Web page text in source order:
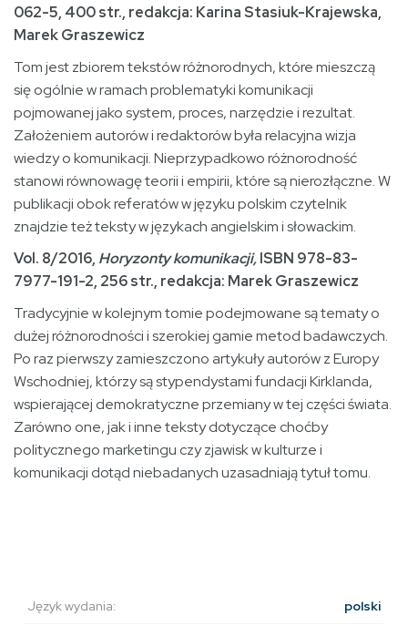
062-5, 400 str., redakcja: Karina Stasiuk-Krajewska,
Marek Graszewicz
Tom jest zbiorem tekstów różnorodnych, które mieszczą
się ogólnie w ramach problematyki komunikacji
pojmowanej jako system, proces, narzędzie i rezultat.
Założeniem autorów i redaktorów była relacyjna wizja
wiedzy o komunikacji. Nieprzypadkowo różnorodność
stanowi równowagę teorii i empirii, które są nierozłączne. W
publikacji obok referatów w języku polskim czytelnik
znajdzie też teksty w językach angielskim i słowackim.
Vol. 8/2016, Horyzonty komunikacji,ISBN 978-83-
7977-191-2, 256 str., redakcja: Marek Graszewicz
Tradycyjnie w kolejnym tomie podejmowane są tematy o
dużej różnorodności i szerokiej gamie metod badawczych.
Po raz pierwszy zamieszczono artykuły autorów z Europy
Wschodniej, którzy są stypendystami fundacji Kirklanda,
wspierającej demokratyczne przemiany w tej części świata.
Zarówno one, jak i inne teksty dotyczące choćby
politycznego marketingu czy zjawisk w kulturze i
komunikacji dotąd niebadanych uzasadniają tytuł tomu.
Język wydania: polski